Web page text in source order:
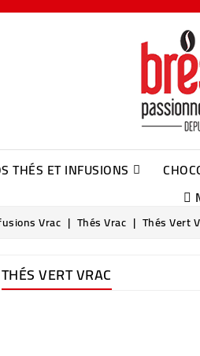
THÉS ET INFUSIONS
Vrac Thés Vrac Thés Vert
THÉS VERT VRAC